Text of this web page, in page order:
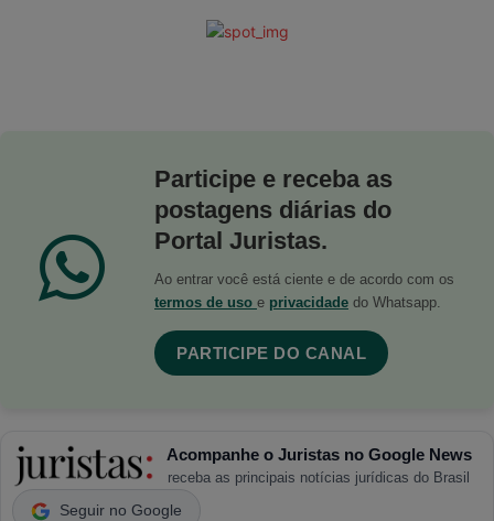
Participe e receba as
postagens diárias do
Portal Juristas.
Ao entrar você está ciente e de acordo com os
termos de uso e privacidade do Whatsapp.
PARTICIPE DO CANAL
Acompanhe o Juristas no Google News
receba as principais notícias jurídicas do Brasil
Seguir no Google